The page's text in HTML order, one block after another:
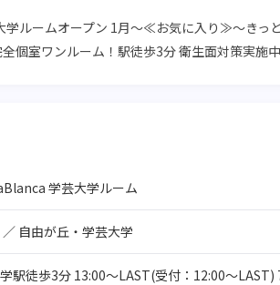
学ルームオープン 1月〜≪お気に入り≫〜きっ
個室ワンルーム！駅徒歩3分 衛生面対策実施
学芸大学ルーム
／ 自由が丘・学芸大学
駅徒歩3分 13:00～LAST(受付：12:00～LAST)